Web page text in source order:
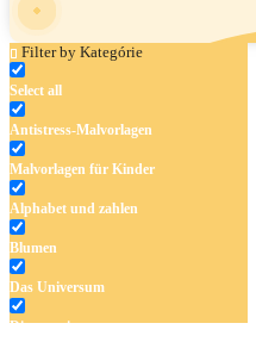
Filter by Kategórie
Select all
Antistress-Malvorlagen
Malvorlagen für Kinder
Alphabet und zahlen
Blumen
Das Universum
Dinosaurier